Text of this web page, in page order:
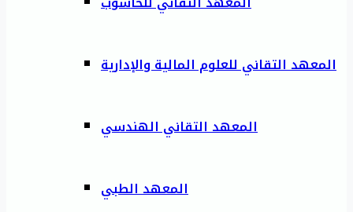
المعهد التقاني للعلوم المالية والإدارية
المعهد التقاني الهندسي
المعهد الطبي